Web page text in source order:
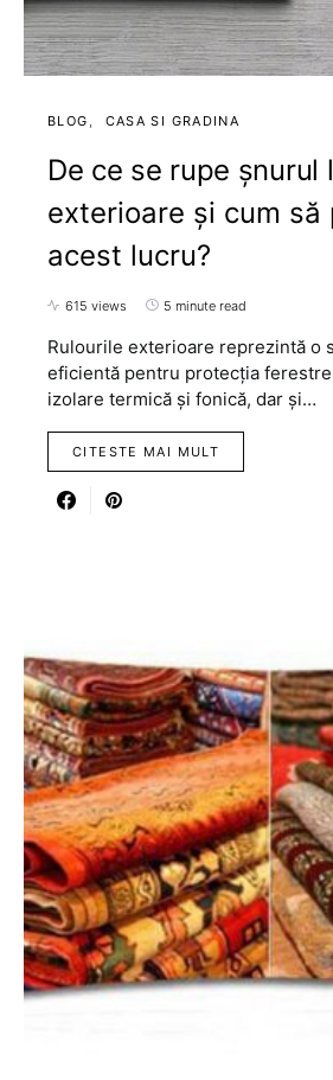
BLOG CASA SI GRADINA
De ce se rupe șnurul
exterioare și cum să
acest lucru?
615 views 5 minute read
Rulourile exterioare reprezintă o
eficientă pentru protecția
izolare termică și fonică, dar și…
CITESTE MAI MULT